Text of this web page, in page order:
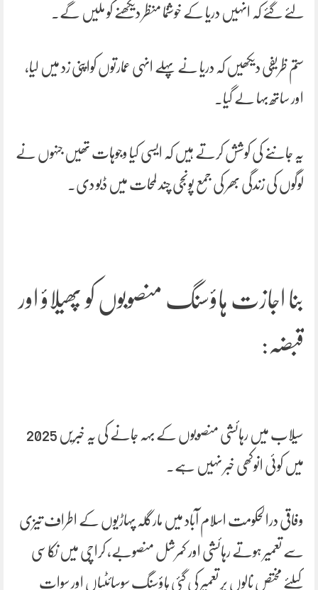
لئے گئے کہ انہیں دریا کے خوشنما منظر دیکھنے کو ملیں گے۔
ستم ظریفی دیکھیں کہ دریا نے پہلے انہی عمارتوں کواپنی زد میں لیا،
اور ساتھ بہا لے گیا۔
یہ جاننے کی کوشش کرتے ہیں کہ ایسی کیا وجوہات تھیں جنہوں نے
لوگوں کی زندگی بھر کی جمع پونجی چند لمحات میں ڈبو دی۔
بنا اجازت ہاؤسنگ منصوبوں کو پھیلاؤ اور
قبضہ:
سیلاب میں رہائشی منصوبوں کے بہہ جانے کی یہ خبریں 2025
میں کوئی انوکھی خبر نہیں ہے۔
وفاقی درالحکومت اسلام آباد میں مارگلہ پہاڑیوں کے اطراف تیزی
سے تعمیر ہوتے رہائشی اور کمرشل منصوبے، کراچی میں نکاسی
کیلئے مختص نالوں پر تعمیر کی گئی ہاؤسنگ سوسائٹیاں اور سوات